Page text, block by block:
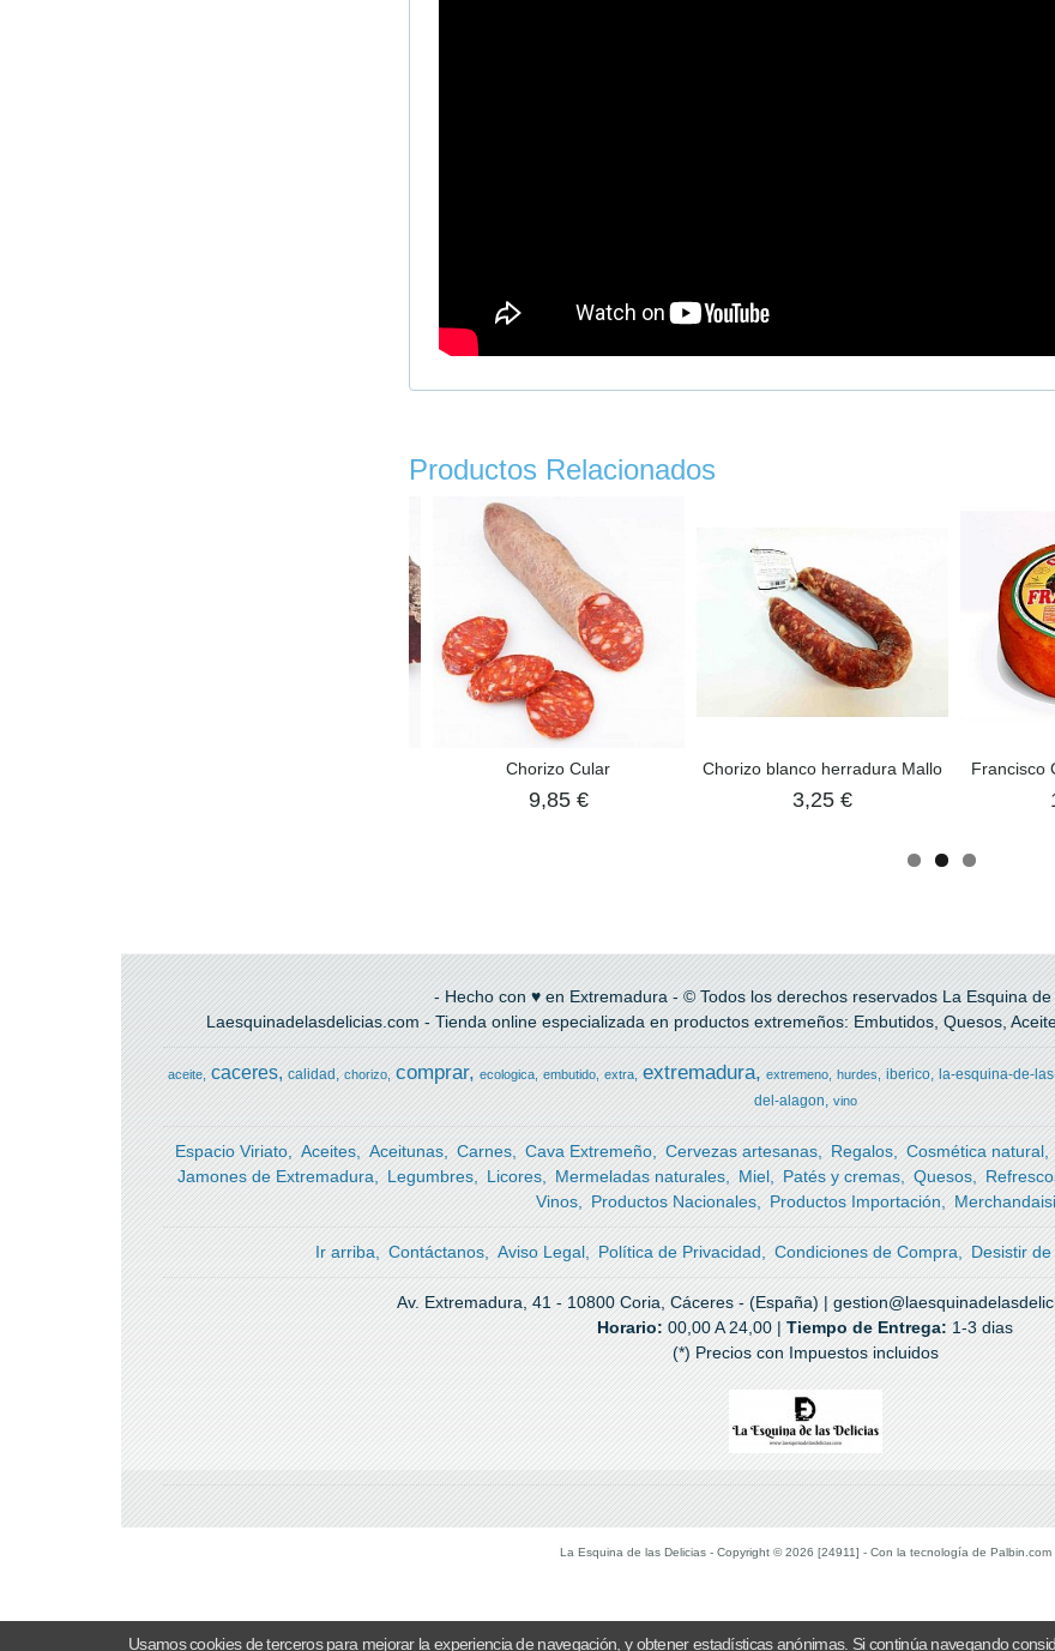
Productos Relacionados
Chorizo Cular
9,85 €
Chorizo blanco herradura Mallo
3,25 €
Francisco
- Hecho con ♥ en Extremadura - © Todos los derechos reservados La Esquina de
Laesquinadelasdelicias.com - Tienda online especializada en productos extremeños: Embutidos, Quesos,
aceite caceres calidad chorizo comprar ecologica embutido extra extremadura extremeno hurdes iberico la-esquina-de-
del-alagon
vino
Espacio Viriato Aceites Aceitunas Carnes Cava Extremeño Cervezas artesanas Regalos Cosmética natural
Jamones de Extremadura
Legumbres Licores Mermeladas naturales Miel Patés y cremas Quesos
Vinos
Productos Nacionales Productos Importación
Ir arriba Contáctanos Aviso Legal Política de Privacidad Condiciones de Compra Desistir
Av. Extremadura, 41 - 10800 Coria, Cáceres - (España) |
Horario:00,00 A 24,00 |Tiempo de Entrega: 1-3 dias
(*) Precios con Impuestos incluidos
La Esquina de las Delicias - Copyright © 2026 [24911] - Con la tecnología de Palbin.com
Usamos cookies de terceros para mejorar la experiencia de navegación, y obtener estadísticas anónimas. Si continúa navegando